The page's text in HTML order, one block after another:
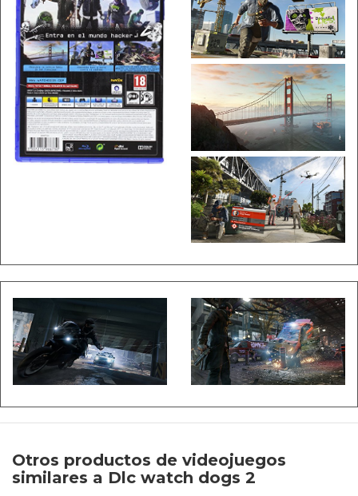
Otros productos de videojuegos
similares a Dlc watch dogs 2